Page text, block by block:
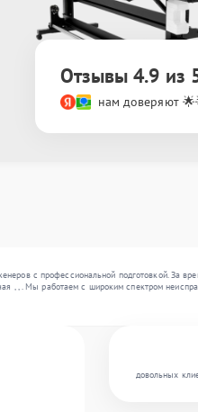
Отзывы 4.9 из
нам доверяют
с профессиональной подготовкой. За
, , . Мы работаем с широким спектром
довольных